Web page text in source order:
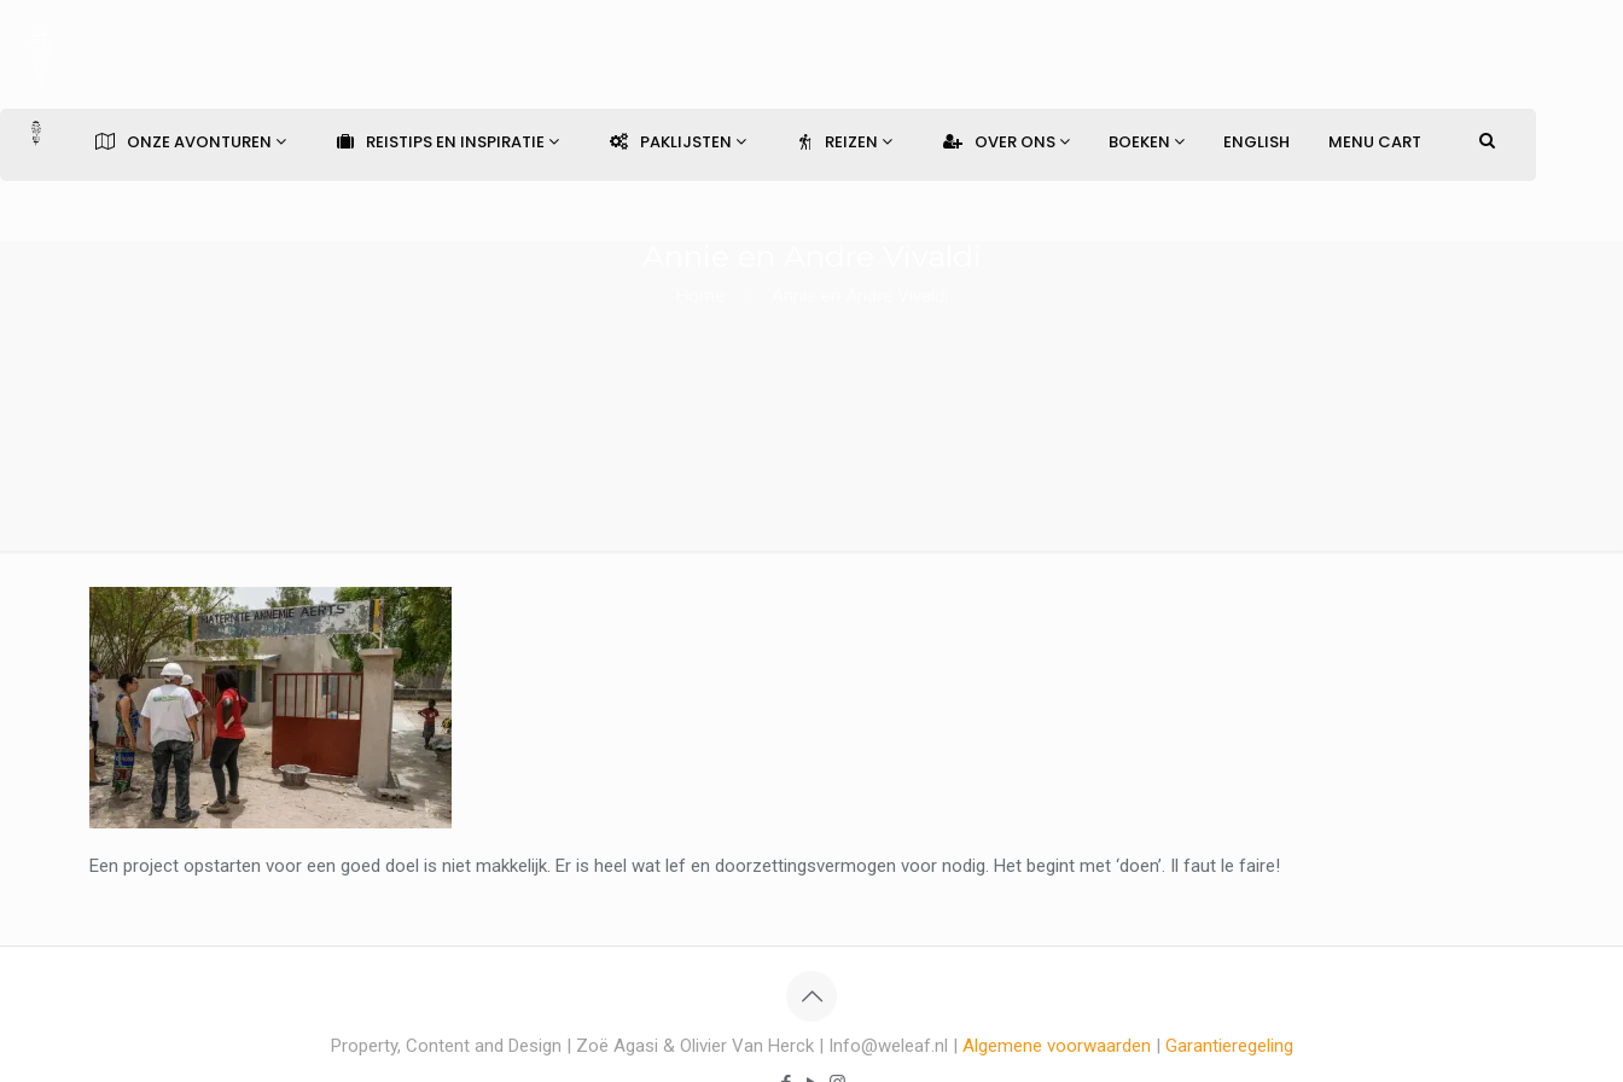
ONZE AVONTUREN REISTIPS EN INSPIRATIE PAKLIJSTEN REIZEN OVER ONS BOEKEN ENGLISH MENU CART
Een project opstarten voor een goed doel is niet makkelijk. Er is heel wat lef en doorzettingsvermogen voor nodig. Het begint met ‘doen’. Il faut le faire!
Property, Content and Design | Zoë Agasi & Olivier Van Herck | Info@weleaf.nl | Algemene voorwaarden | Garantieregeling